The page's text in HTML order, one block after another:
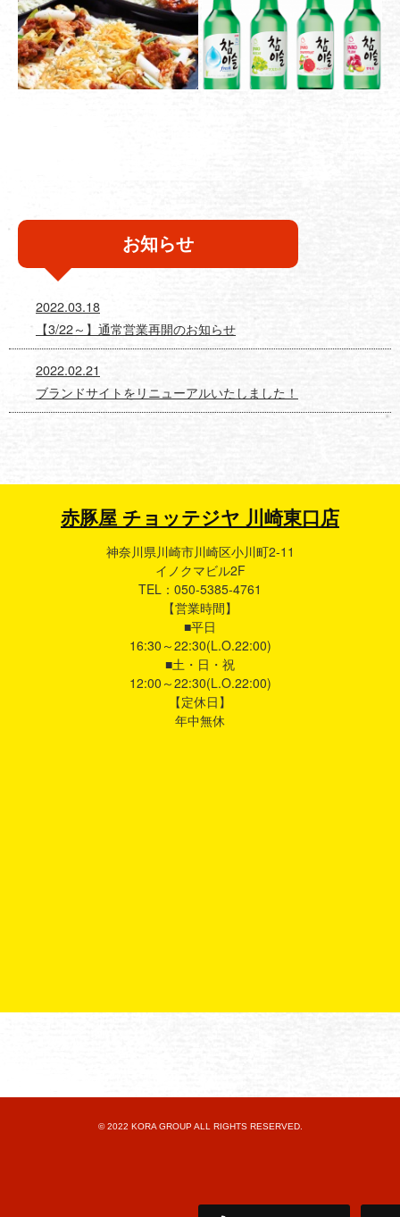
お知らせ
2022.03.18
【3/22～】通常営業再開のお知らせ
2022.02.21
ブランドサイトをリニューアルいたしました！
赤豚屋 チョッテジヤ 川崎東口店
神奈川県川崎市川崎区小川町2-11
イノクマビル2F
TEL：050-5385-4761
【営業時間】
■平日
16:30～22:30(L.O.22:00)
■土・日・祝
12:00～22:30(L.O.22:00)
【定休日】
年中無休
© 2022 KORA GROUP ALL RIGHTS RESERVED.